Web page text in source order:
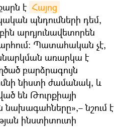
է Հայոց
պնդումների դեմ,
արդյունավետորեն
Պատահական չէ,
առարկա է
բարձրագույն
նիստի ժամանակ, և
են Թուրքիայի
նշում է
ինստիտուտի